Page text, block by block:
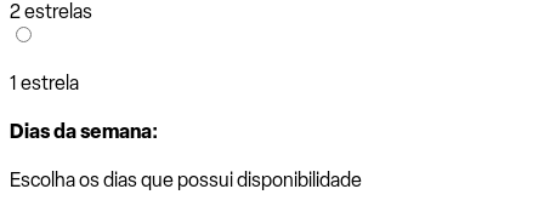
2 estrelas
1 estrela
Dias da semana:
Escolha os dias que possui disponibilidade